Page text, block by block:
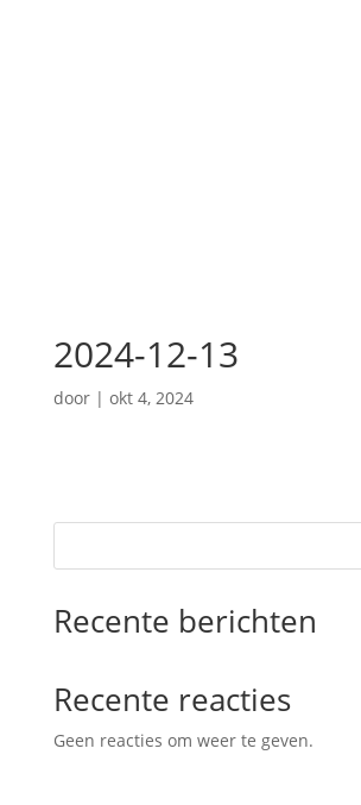
2024-12-13
door | okt 4, 2024
Recente berichten
Recente reacties
Geen reacties om weer te geven.